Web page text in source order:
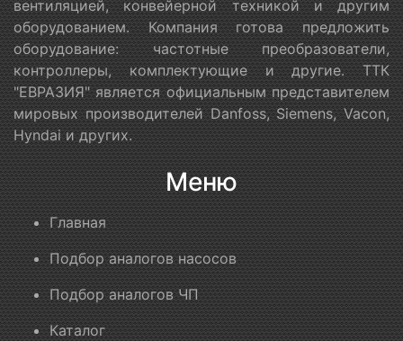
вентиляцией, конвейерной техникой и другим
оборудованием. Компания готова предложить
оборудование: частотные преобразователи,
контроллеры, комплектующие и другие. ТТК
"ЕВРАЗИЯ" является официальным представителем
мировых производителей Danfoss, Siemens, Vacon,
Hyndai и других.
Меню
Главная
Подбор аналогов насосов
Подбор аналогов ЧП
Каталог